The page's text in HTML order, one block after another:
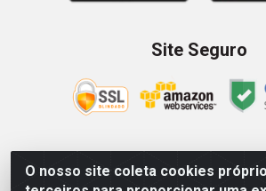
O nosso site coleta cookies
Site Seguro
Zein Importação e Comércio LTDA - Av.